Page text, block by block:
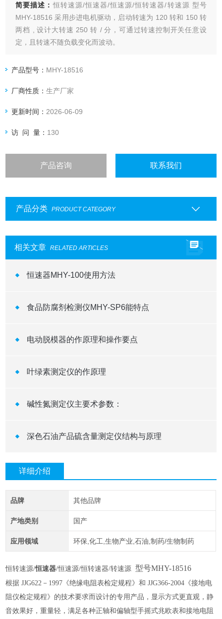
简要描述：恒转速源/恒速器/恒速源/恒转速器/转速源 型号
MHY-18516 采用步进电机驱动，启动转速为 120 转和 150 转
两档 , 设计大转速 250 转 / 分，可通过转速控制开关任意设
定，且转速不随负载变化而波动。
产品型号： MHY-18516
厂商性质：生产厂家
更新时间： 2026-06-09
访 问 量： 130
产品咨询 联系我们
产品分类 PRODUCT CATEGORY
相关文章 RELATED ARTICLES
恒速器MHY-100使用方法
食品防腐剂检测仪MHY-SP6能特点
电动脱模器的作原理和操作要点
叶绿素测定仪的作原理
碱性氮测定仪主要术参数：
深色石油产品硫含量测定仪结构与原理
详细介绍
品牌 其他品牌
产地类别 国产
应用领域 环保,化工,生物产业,石油,制药/生物制药
恒转速源/恒速器/恒速源/恒转速器/转速源型号MHY-18516
根据 JJG622－1997《绝缘电阻表检定规程》和 JJG366-2004《接地电
阻仪检定规程》的技术要求而设计的专用产品，显示方式更直观，静
音效果好，重量轻，满足各种正轴和偏轴型手摇式兆欧表和接地电阻